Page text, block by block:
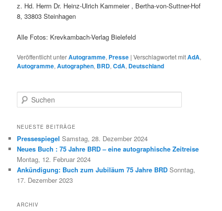
z. Hd. Herrn Dr. Heinz-Ulrich Kammeier , Bertha-von-Suttner-Hof
8, 33803 Steinhagen
Alle Fotos: Krevkambach-Verlag Bielefeld
Veröffentlicht unterAutogramme, Presse |Verschlagwortet mitAdA,
Autogramme,Autographen, BRD,CdA, Deutschland
u
h
n
NEUESTE BEITRÄGE
Pressespiegel Samstag, 28. Dezember 2024
Neues Buch : 75 Jahre BRD – eine autographische Zeitreise
Montag, 12. Februar 2024
Ankündigung: Buch zum Jubiläum 75 Jahre BRD Sonntag,
17. Dezember 2023
ARCHIV